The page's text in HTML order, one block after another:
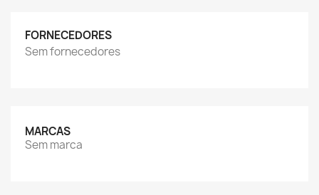
FORNECEDORES
Sem fornecedores
MARCAS
Sem marca